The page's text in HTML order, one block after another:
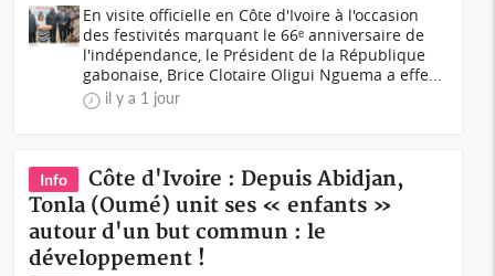
En visite officielle en Côte d'Ivoire à l'occasion
des festivités marquant le 66ᵉ anniversaire de
l'indépendance, le Président de la République
gabonaise, Brice Clotaire Oligui Nguema a effe...
il y a 1 jour
Info
Côte d'Ivoire : Depuis Abidjan,
Tonla (Oumé) unit ses « enfants »
autour d'un but commun : le
développement !